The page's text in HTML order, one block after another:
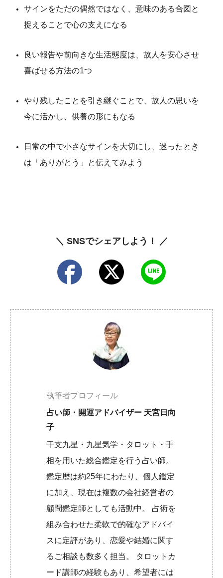
サインをただの偶然ではなく、意味のある合図と
捉えることで心の支えになる
良い報告や前向きな生活態度は、故人を安心させ
喜ばせる方法の1つ
やり残したことを引き継ぐことで、故人の思いを
今に活かし、供養の形にもなる
日常の中で小さなサインを大切にし、迷ったとき
は「ありがとう」と伝えてみよう
＼ SNSでシェアしよう！ ／
執筆者プロフィール
占い師・開運アドバイザー 天宮日向
子
干支九星・九星気学・タロット・手
相を用いた総合鑑定を行う占い師。
鑑定歴は約25年にわたり、個人鑑定
に加え、現在は複数の会社経営者の
顧問鑑定師としても活動中。 占術を
組み合わせた柔軟で的確なアドバイ
スに定評があり、恋愛や結婚に関す
るご相談も数多く担当。 タロットカ
ード講師の経験もあり、希望者には